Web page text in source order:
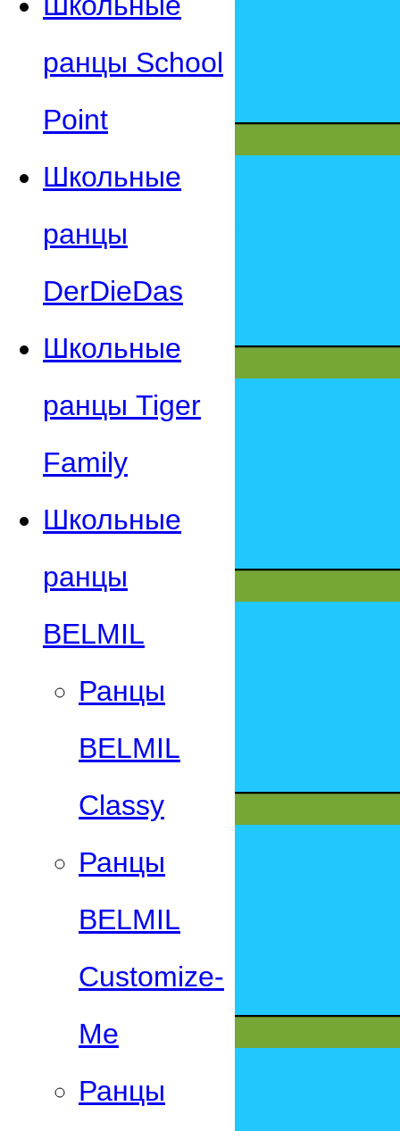
ранцы School
Point
Школьные
ранцы
DerDieDas
Школьные
ранцы Tiger
Family
Школьные
ранцы
BELMIL
Ранцы
BELMIL
Classy
Ранцы
BELMIL
Customize-
Me
Ранцы